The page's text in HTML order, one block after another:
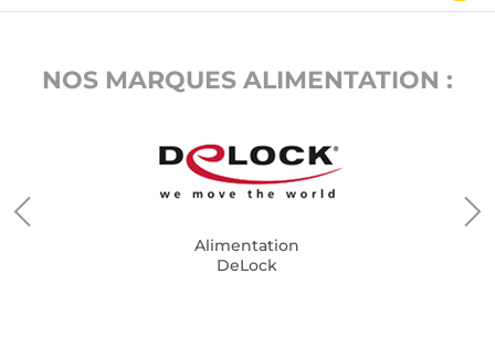
NOS MARQUES ALIMENTATION :
Alimentation
DeLock